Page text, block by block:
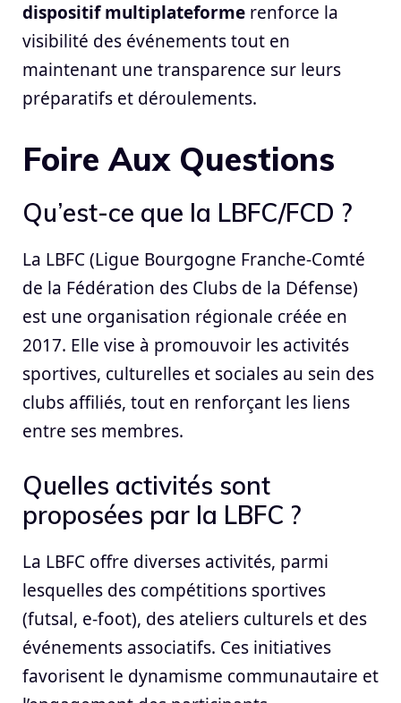
dispositif multiplateforme renforce la
visibilité des événements tout en
maintenant une transparence sur leurs
préparatifs et déroulements.
Foire Aux Questions
Qu’est-ce que la LBFC/FCD ?
La LBFC (Ligue Bourgogne Franche-Comté
de la Fédération des Clubs de la Défense)
est une organisation régionale créée en
2017. Elle vise à promouvoir les activités
sportives, culturelles et sociales au sein des
clubs affiliés, tout en renforçant les liens
entre ses membres.
Quelles activités sont
proposées par la LBFC ?
La LBFC offre diverses activités, parmi
lesquelles des compétitions sportives
(futsal, e-foot), des ateliers culturels et des
événements associatifs. Ces initiatives
favorisent le dynamisme communautaire et